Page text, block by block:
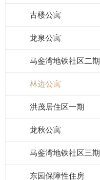
古楼公寓
龙泉公寓
马銮湾地铁社区二期
林边公寓
洪茂居住区一期
龙秋公寓
马銮湾地铁社区三期
东园保障性住房